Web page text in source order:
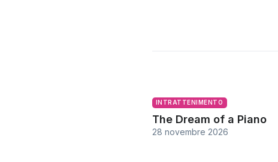
INTRATTENIMENTO
The Dream of a Piano
28 novembre 2026